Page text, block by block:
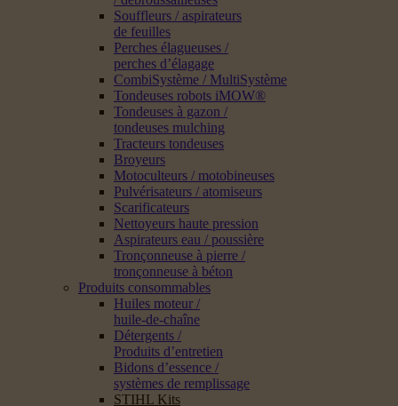
Souffleurs / aspirateurs
de feuilles
Perches élagueuses /
perches d’élagage
CombiSystème / MultiSystème
Tondeuses robots iMOW®
Tondeuses à gazon /
tondeuses mulching
Tracteurs tondeuses
Broyeurs
Motoculteurs / motobineuses
Pulvérisateurs / atomiseurs
Scarificateurs
Nettoyeurs haute pression
Aspirateurs eau / poussière
Tronçonneuse à pierre /
tronçonneuse à béton
Produits consommables
Huiles moteur /
huile-de-chaîne
Détergents /
Produits d’entretien
Bidons d’essence /
systèmes de remplissage
STIHL Kits